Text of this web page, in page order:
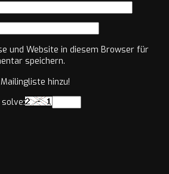
und Website in diesem Browser für
speichern.
hinzu!